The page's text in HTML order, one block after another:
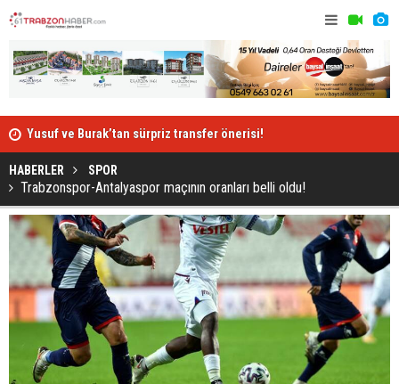
Berat Özdemir'in cezası onandı! Türkiye
HABERLER SPOR
Trabzonspor-Antalyaspor maçının oranları belli oldu!